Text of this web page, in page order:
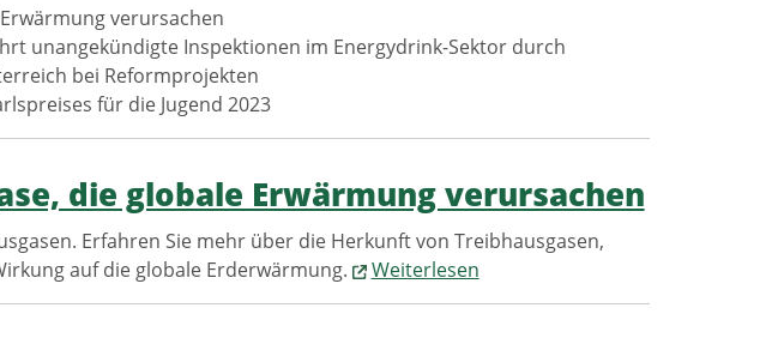
verursachen
unangekündigte Inspektionen im Energydrink-Sektor durch
bei Reformprojekten
für die Jugend 2023
die globale Erwärmung verursachen
Erfahren Sie mehr über die Herkunft von Treibhausgasen,
auf die globale Erderwärmung.
Weiterlesen